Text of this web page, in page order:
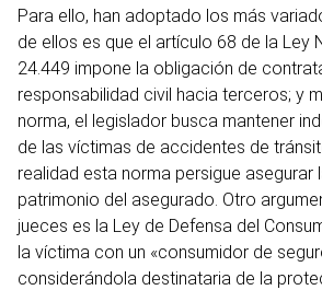
Para ello, han adoptado los más
de ellos es que el artículo 68 de la Ley
24.449 impone la obligación de
responsabilidad civil hacia terceros; y
norma, el legislador busca mantener
de las víctimas de accidentes de
realidad esta norma persigue asegurar
patrimonio del asegurado. Otro
jueces es la Ley de Defensa del
la víctima con un «consumidor de
considerándola destinataria de la